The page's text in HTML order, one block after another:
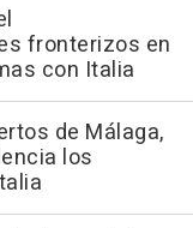
fronterizos en
con Italia
de Málaga,
los